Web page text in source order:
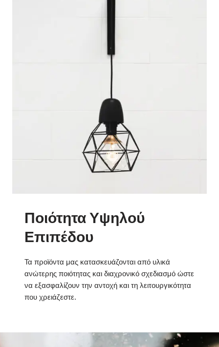
Ποιότητα Υψηλού
Επιπέδου
Τα προϊόντα μας κατασκευάζονται από υλικά
ανώτερης ποιότητας και διαχρονικό σχεδιασμό ώστε
να εξασφαλίζουν την αντοχή και τη λειτουργικότητα
που χρειάζεστε.